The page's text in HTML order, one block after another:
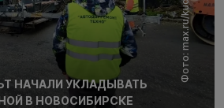
НАЧАЛИ УКЛАДЫВАТЬ
В НОВОСИБИРСКЕ